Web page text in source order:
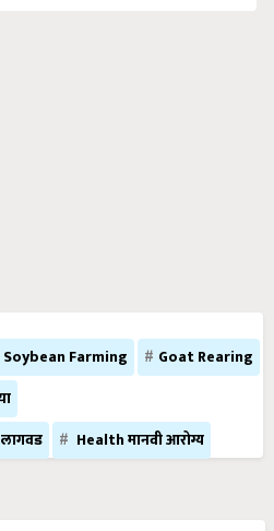
Soybean Farming
Goat Rearing
Health मानवी आरोग्य